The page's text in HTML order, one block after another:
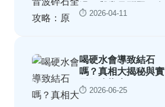
過程與常見問題一次
看懂
⏱️ 2026-04-11
喝硬水會導致結石
嗎？真相大揭秘與實
用預防指南
⏱️ 2026-06-25